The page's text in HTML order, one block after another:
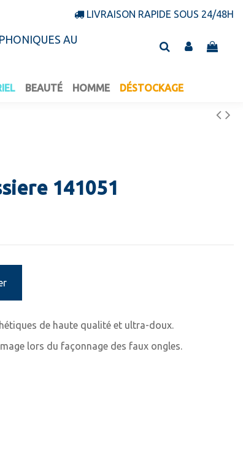
LIVRAISON RAPIDE SOUS 24/48H
AU
BEAUTÉ HOMME DÉSTOCKAGE
141051
de haute qualité et ultra-doux.
lors du façonnage des faux ongles.